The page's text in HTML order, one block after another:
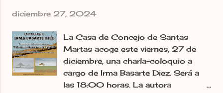
diciembre 27, 2024
La Casa de Concejo de Santas
Martas acoge este viernes, 27 de
diciembre, una charla-coloquio a
cargo de Irma Basarte Diez. Será a
las 18:00 horas. La autora